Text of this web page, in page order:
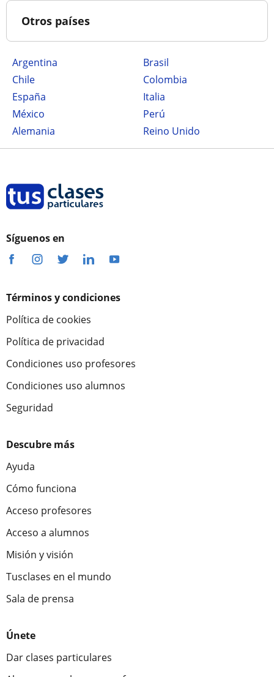
Otros países
Argentina
Brasil
Chile
Colombia
España
Italia
México
Perú
Alemania
Reino Unido
Síguenos en
Términos y condiciones
Política de cookies
Política de privacidad
Condiciones uso profesores
Condiciones uso alumnos
Seguridad
Descubre más
Ayuda
Cómo funciona
Acceso profesores
Acceso a alumnos
Misión y visión
Tusclases en el mundo
Sala de prensa
Únete
Dar clases particulares